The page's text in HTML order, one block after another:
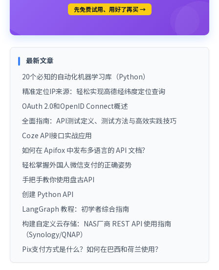
先免费试用、用好了再买 →
最新文章
20个必知的自动化机器学习库（Python）
精准定位IP来源：轻松实现高德经纬度定位查询
OAuth 2.0和OpenID Connect概述
全面指南：API测试定义、测试方法与高效实践技巧
Coze API接口实战应用
如何在 Apifox 中发布多语言的 API 文档？
轻松掌握外国人微信支付的正确姿势
手把手教你使用盘古API
创建 Python API
LangGraph 教程：初学者综合指南
构建自定义云存储：NAS厂商 REST API 使用指南
（Synology/QNAP）
Pix支付方式是什么？如何在巴西和荷兰使用？